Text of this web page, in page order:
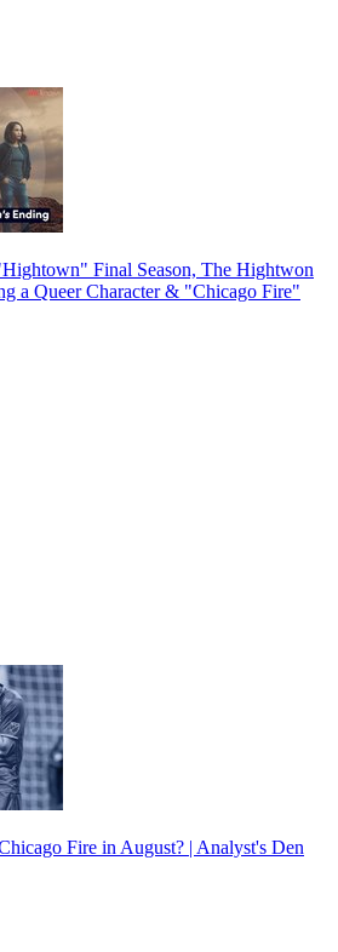
Final Season, The Hightwon
a Queer Character & "Chicago Fire"
Fire in August? | Analyst's Den